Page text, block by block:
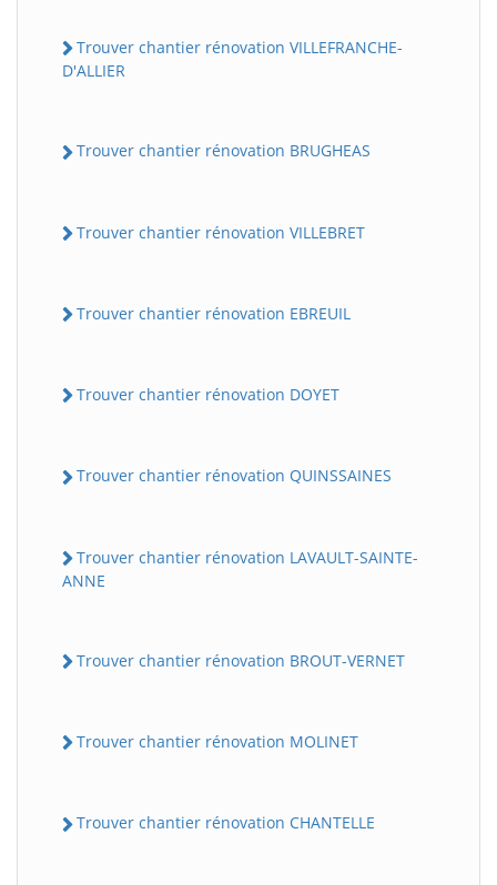
Trouver chantier rénovation VILLEFRANCHE-
D'ALLIER
Trouver chantier rénovation BRUGHEAS
Trouver chantier rénovation VILLEBRET
Trouver chantier rénovation EBREUIL
Trouver chantier rénovation DOYET
Trouver chantier rénovation QUINSSAINES
Trouver chantier rénovation LAVAULT-SAINTE-
ANNE
Trouver chantier rénovation BROUT-VERNET
Trouver chantier rénovation MOLINET
Trouver chantier rénovation CHANTELLE